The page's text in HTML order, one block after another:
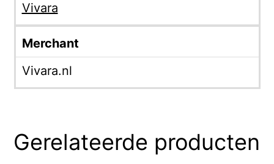
Vivara
Merchant
Vivara.nl
Gerelateerde producten